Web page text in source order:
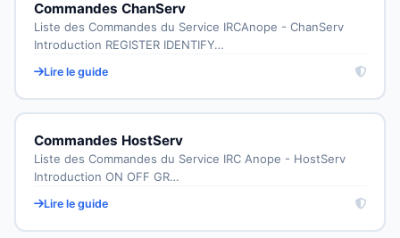
Commandes ChanServ
Liste des Commandes du Service IRCAnope - ChanServ
Introduction REGISTER IDENTIFY…
Lire le guide
Commandes HostServ
Liste des Commandes du Service IRC Anope - HostServ
Introduction ON OFF GR…
Lire le guide